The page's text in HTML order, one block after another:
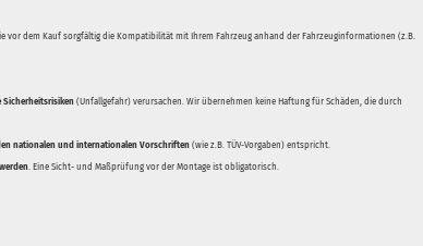
vor dem Kauf sorgfältig die Kompatibilität mit Ihrem Fahrzeug anhand der Fahrzeuginformationen (z.B.
Sicherheitsrisiken (Unfallgefahr) verursachen. Wir übernehmen keine Haftung für Schäden, die durch
nationalen und internationalen Vorschriften (wie z.B. TÜV-Vorgaben) entspricht.
. Eine Sicht- und Maßprüfung vor der Montage ist obligatorisch.